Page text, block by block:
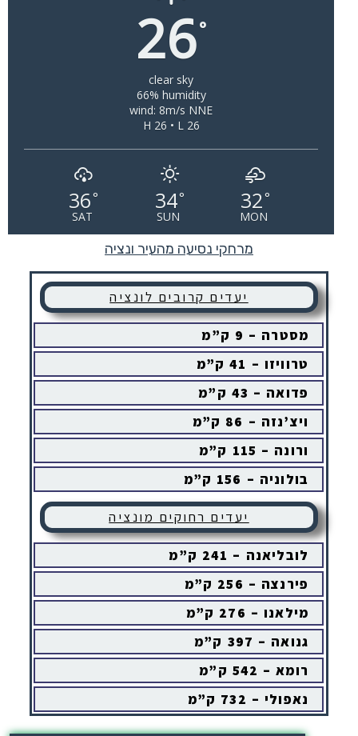
26°
clear sky
66% humidity
wind: 8m/s NNE
H 26 • L 26
36°
SAT
34°
SUN
32°
MON
מרחקי נסיעה מהעיר ונציה
יעדים קרובים לונציה
מסטרה – 9 ק”מ
טרוויזו – 41 ק”מ
פדואה – 43 ק”מ
ויצ’נזה – 86 ק”מ
ורונה – 115 ק”מ
בולוניה – 156 ק”מ
יעדים רחוקים מונציה
לובליאנה – 241 ק”מ
פירנצה – 256 ק”מ
מילאנו – 276 ק”מ
גנואה – 397 ק”מ
רומא – 542 ק”מ
נאפולי – 732 ק”מ